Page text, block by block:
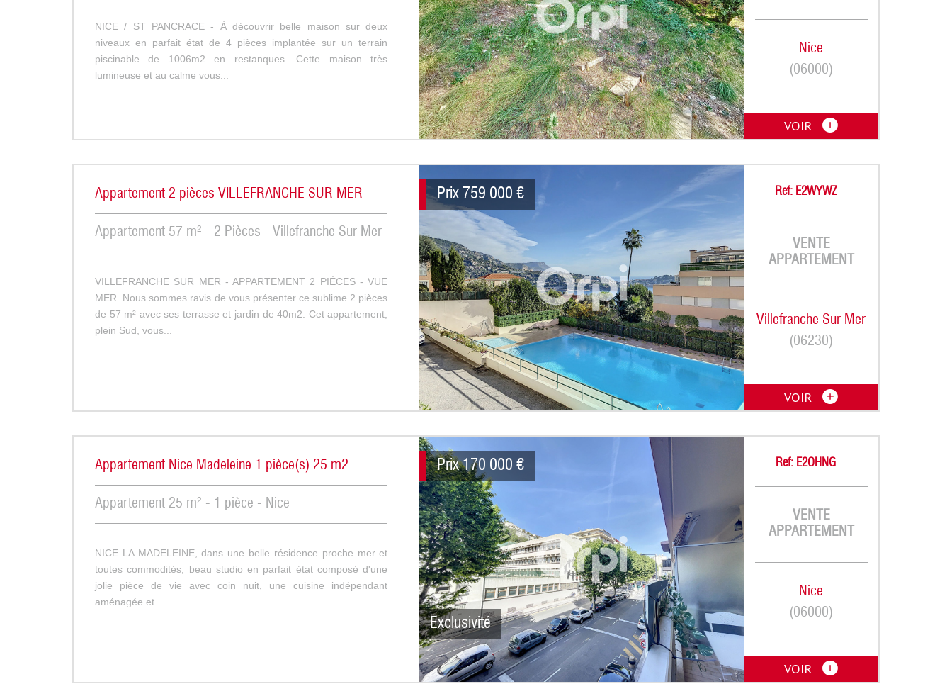
NICE / ST PANCRACE - À découvrir belle maison sur deux
niveaux en parfait état de 4 pièces implantée sur un terrain
piscinable de 1006m2 en restanques. Cette maison très
lumineuse et au calme vous...
Nice
(06000)
VOIR
Prix 759 000 €
Appartement 2 pièces VILLEFRANCHE SUR MER
Appartement 57 m² - 2 Pièces - Villefranche Sur Mer
VILLEFRANCHE SUR MER - APPARTEMENT 2 PIÈCES - VUE
MER. Nous sommes ravis de vous présenter ce sublime 2 pièces
de 57 m² avec ses terrasse et jardin de 40m2. Cet appartement,
plein Sud, vous...
Ref: E2WYWZ
VENTE
APPARTEMENT
Villefranche Sur Mer
(06230)
VOIR
Exclusivité
Prix 170 000 €
Appartement Nice Madeleine 1 pièce(s) 25 m2
Appartement 25 m² - 1 pièce - Nice
NICE LA MADELEINE, dans une belle résidence proche mer et
toutes commodités, beau studio en parfait état composé d'une
jolie pièce de vie avec coin nuit, une cuisine indépendant
aménagée et...
Ref: E2OHNG
VENTE
APPARTEMENT
Nice
(06000)
VOIR